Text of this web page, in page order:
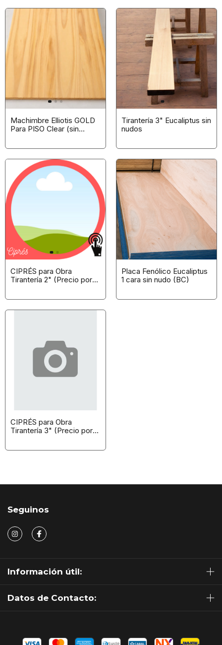
Machimbre Elliotis GOLD
Para PISO Clear (sin
Tirantería 3" Eucaliptus sin
nudos
CIPRÉS para Obra
Tirantería 2" (Precio por
Placa Fenólico Eucaliptus
1 cara sin nudo (BC)
CIPRÉS para Obra
Tirantería 3" (Precio por
Seguinos
Información útil:
Datos de Contacto: